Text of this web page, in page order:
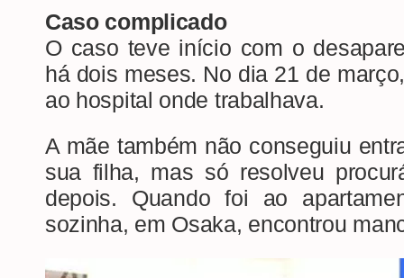
Caso complicado
O caso teve início com o
há dois meses. No dia 21 de
ao hospital onde trabalhava.
A mãe também não conseguiu
sua filha, mas só resolveu
depois. Quando foi ao
sozinha, em Osaka, encontrou